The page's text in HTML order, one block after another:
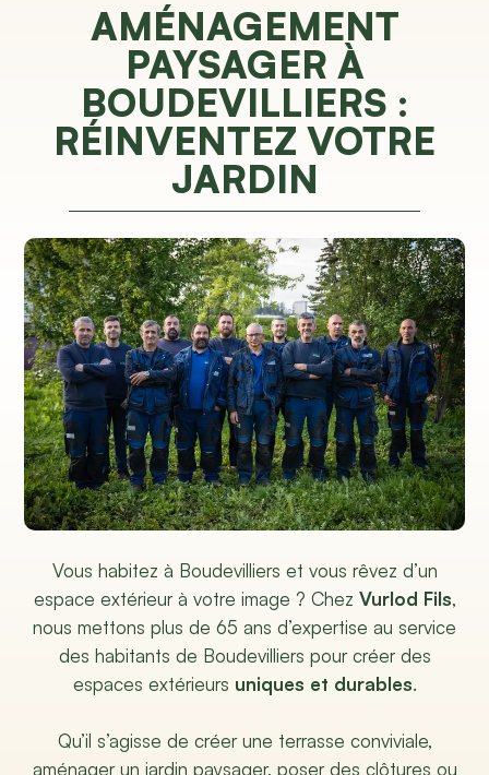
AMÉNAGEMENT
PAYSAGER À
BOUDEVILLIERS :
RÉINVENTEZ VOTRE
JARDIN
Vous habitez à Boudevilliers et vous rêvez d’un
espace extérieur à votre image ? Chez Vurlod Fils,
nous mettons plus de 65 ans d’expertise au service
des habitants de Boudevilliers pour créer des
espaces extérieurs uniques et durables.
Qu’il s’agisse de créer une terrasse conviviale,
aménager un jardin paysager, poser des clôtures ou